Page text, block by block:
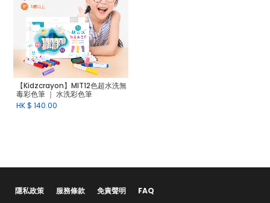
【Kidzcrayon】MIT12色超水洗無
毒彩色筆 ｜ 水洗彩色筆
HK $ 140.00
隱私政策 服務條款 免責聲明 FAQ